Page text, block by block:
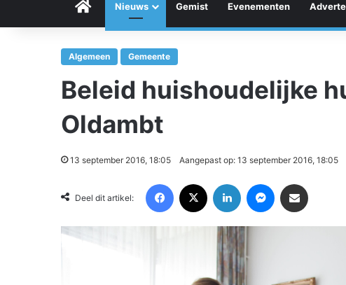
Menu Item
Nieuws Gemist Evenementen
Algemeen Gemeente
Beleid huishoudelijke
Oldambt
13 september 2016, 18:05 Aangepast op: 13 september 2016, 18:05
Deel dit artikel: